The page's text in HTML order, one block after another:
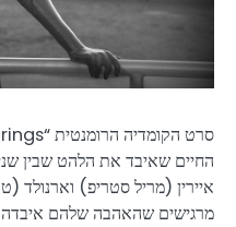
החיים שאיבד את הלהט שבין
איירין (מריל סטריפ) וארנולד
מרגישים שהאהבה שלהם